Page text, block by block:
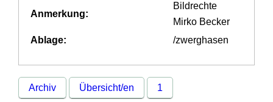
Anmerkung:
Bildrechte
Mirko Becker
Ablage:
/zwerghasen
Archiv Übersicht/en 1